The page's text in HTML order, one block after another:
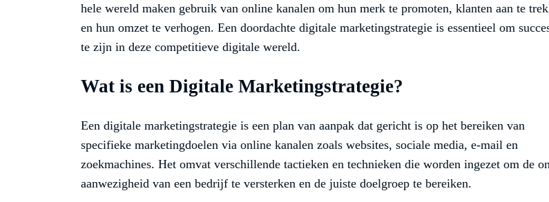
hele wereld maken gebruik van online kanalen om hun merk te promoten, klanten aan te
en hun omzet te verhogen. Een doordachte digitale marketingstrategie is essentieel om
te zijn in deze competitieve digitale wereld.
Wat is een Digitale Marketingstrategie?
Een digitale marketingstrategie is een plan van aanpak dat gericht is op het bereiken van
specifieke marketingdoelen via online kanalen zoals websites, sociale media, e-mail en
zoekmachines. Het omvat verschillende tactieken en technieken die worden ingezet om de
aanwezigheid van een bedrijf te versterken en de juiste doelgroep te bereiken.